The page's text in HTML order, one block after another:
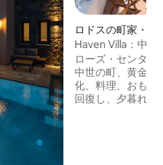
ロドスの町家・長
Haven Villa：中心
ビーチと旧市街
ローズ・センター
中世の町、黄金の
化、料理、おもて
回復し、夕暮れか